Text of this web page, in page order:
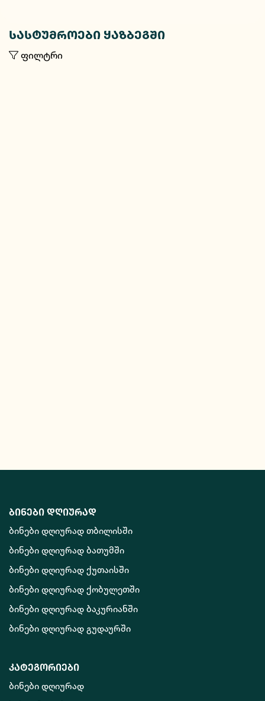
სასტუმროები ყაზბეგში
ფილტრი
ბინები დღიურად
ბინები დღიურად თბილისში
ბინები დღიურად ბათუმში
ბინები დღიურად ქუთაისში
ბინები დღიურად ქობულეთში
ბინები დღიურად ბაკურიანში
ბინები დღიურად გუდაურში
კატეგორიები
ბინები დღიურად